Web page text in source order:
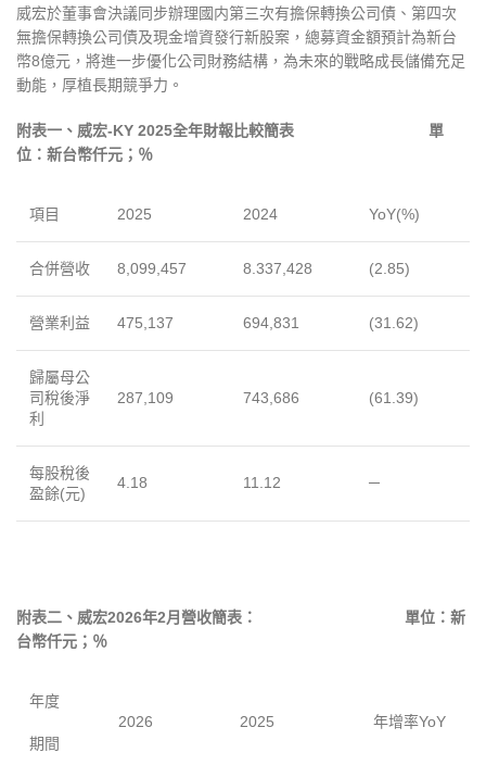
威宏於董事會決議同步辦理國内第三次有擔保轉換公司債、第四次
無擔保轉換公司債及現金增資發行新股案，總募資金額預計為新台
幣8億元，將進一步優化公司財務結構，為未來的戰略成長儲備充足
動能，厚植長期競爭力。
附表一、 威宏-KY 2025全年財報比較簡表
單
位：新台幣仟元；％
項目 2025 2024 YoY(%)
合併營收 8,099,457 8.337,428 (2.85)
營業利益 475,137 694,831 (31.62)
歸屬母公
司稅後淨
利
287,109 743,686 (61.39)
每股稅後
盈餘(元)
4.18 11.12 ─
附表二、威宏2026年2月營收簡表：
單位：新
台幣仟元；％
年度
期間
2026 2025 年增率YoY